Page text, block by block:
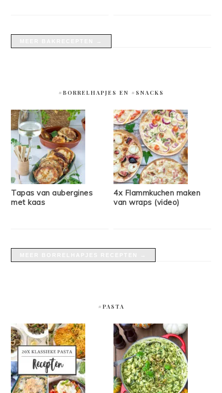
#BORRELHAPJES EN #SNACKS
Tapas van aubergines
met kaas
4x Flammkuchen maken
van wraps (video)
#PASTA